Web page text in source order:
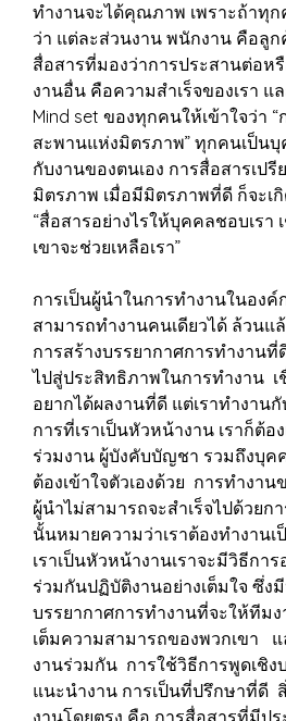
ทำงานจะได้คุณภาพ เพราะถ้าทุ
ว่า แต่ละส่วนงาน พนักงาน คือลูก
สื่อสารที่มองว่าการประสานต่อห
งานอื่น คือความสำเร็จของเรา แ
Mind set ของทุกคนให้เข้าใจว่า
สะพานแห่งมิตรภาพ” ทุกคนเป็น
กับงานของตนเอง การสื่อสารเป
มิตรภาพ เมื่อมีมิตรภาพที่ดี ก็จะเ
“สื่อสารอย่างไรให้บุคคลชอบเรา
เขาจะช่วยเหลือเรา”
การเป็นผู้นำในการทำงานในอง
สามารถทำงานคนเดียวได้ ล้วนแ
การสร้างบรรยากาศการทำงาน
ไปสู่ประสิทธิภาพในการทำงาน
อยากได้ผลงานที่ดี แต่เราทำงาน
การที่เราเป็นหัวหน้างาน เราก็ต้อ
ร่วมงาน ผู้บังคับบัญชา รวมถึงบุ
ต้องเข้าใจตัวเองด้วย การทำงา
ผู้นำไม่สามารถจะสำเร็จไปด้วยก
นั้นหมายความว่าเราต้องทำงาน
เราเป็นหัวหน้างานเราจะมีวิธีกา
ร่วมกันปฏิบัติงานอย่างเต็มใจ ซึ่ง
บรรยากาศการทำงานที่จะให้ทีม
เต็มความสามารถของพวกเขา แ
งานร่วมกัน การใช้วิธีการพูดเชิง
แนะนำงาน การเป็นที่ปรึกษาที่ดี
งานโดยตรง คือ การสื่อสารที่มีป